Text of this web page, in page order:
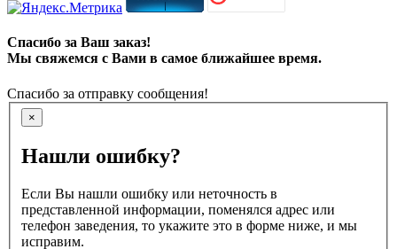
Спасибо за Ваш заказ!
Мы свяжемся с Вами в самое ближайшее время.
Спасибо за отправку сообщения!
×
Нашли ошибку?
Если Вы нашли ошибку или неточность в
представленной информации, поменялся адрес или
телефон заведения, то укажите это в форме ниже, и мы
исправим.